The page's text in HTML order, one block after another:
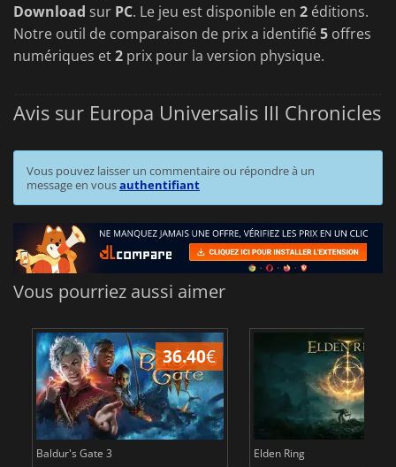
Download sur PC. Le jeu est disponible en 2 éditions.
Notre outil de comparaison de prix a identifié5 offres
numériques et2 prix pour la version physique.
Avis sur Europa Universalis III Chronicles
Vous pouvez laisser un commentaire ou répondre à un
message en vousauthentifiant
Vous pourriez aussi aimer
36.40€
Baldur's Gate 3 Elden Ring